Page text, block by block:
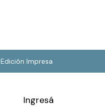
Edición Impresa
Ingresá